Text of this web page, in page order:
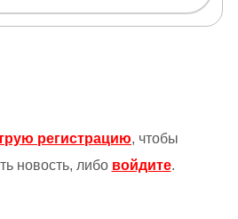
регистрацию, чтобы
новость, либо войдите.